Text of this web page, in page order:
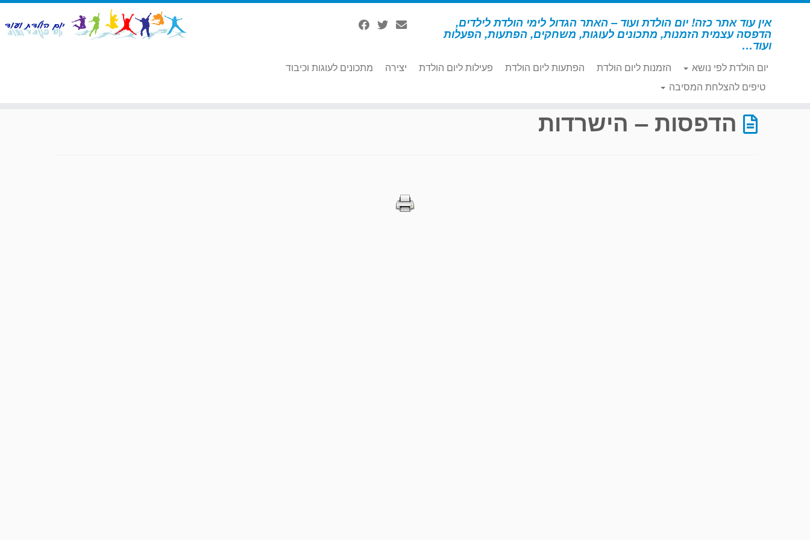
דלג
אין עוד אתר כזה! יום הולדת ועוד – האתר הגדול לימי הולדת לילדים,
הדפסה עצמית הזמנות, מתכונים לעוגות, משחקים, הפתעות, הפעלות
ועוד…
יום הולדת לפי נושא הזמנות ליום הולדת הפתעות ליום הולדת פעילות ליום הולדת יצירה
מתכונים לעוגות וכיבוד
טיפים להצלחת המסיבה
דף הבית » הדפסות – הישרדות
הדפסות – הישרדות